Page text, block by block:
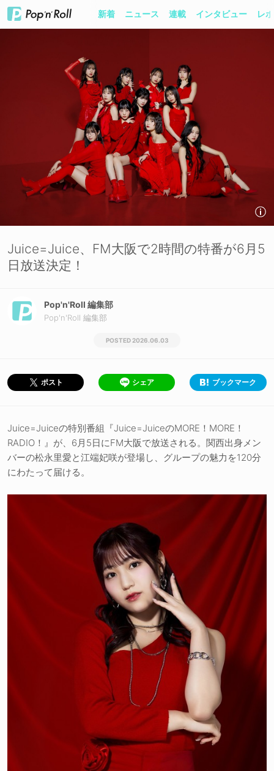
新着 ニュース 連載 インタビュー レ
Juice=Juice、FM大阪で2時間の特番が6月5
日放送決定！
Pop'n'Roll 編集部
Pop'n'Roll 編集部
2026.06.03
ポスト シェア ブックマーク
Juice=Juiceの特別番組『Juice=JuiceのMORE！MORE！
RADIO！』が、6月5日にFM大阪で放送される。関西出身メン
バーの松永里愛と江端妃咲が登場し、グループの魅力を120分
にわたって届ける。